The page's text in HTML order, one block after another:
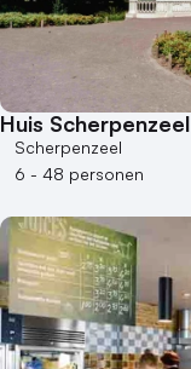
Huis Scherpenzeel
Scherpenzeel
6 - 48 personen